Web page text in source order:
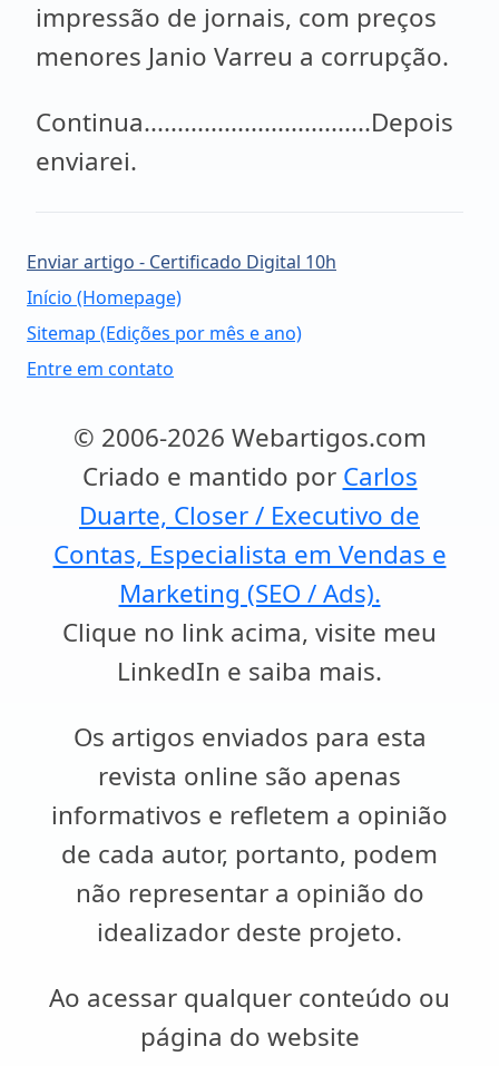
impressão de jornais, com preços
menores Janio Varreu a corrupção.
Continua..................................Depois
enviarei.
Enviar artigo - Certificado Digital 10h
Início (Homepage)
Sitemap (Edições por mês e ano)
Entre em contato
© 2006-2026 Webartigos.com
Criado e mantido por Carlos
Duarte, Closer / Executivo de
Contas, Especialista em Vendas e
Marketing (SEO / Ads).
Clique no link acima, visite meu
LinkedIn e saiba mais.
Os artigos enviados para esta
revista online são apenas
informativos e refletem a opinião
de cada autor, portanto, podem
não representar a opinião do
idealizador deste projeto.
Ao acessar qualquer conteúdo ou
página do website